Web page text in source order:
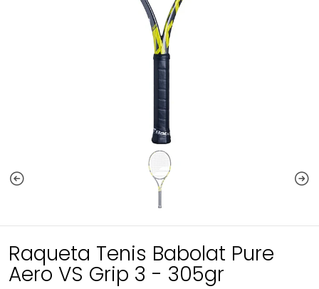
Raqueta Tenis Babolat Pure
Aero VS Grip 3 - 305gr